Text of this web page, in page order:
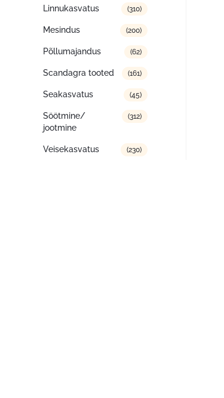
Linnukasvatus (310)
Mesindus (200)
Põllumajandus (62)
Scandagra tooted (161)
Seakasvatus (45)
Söötmine/
jootmine
(312)
Veisekasvatus (230)